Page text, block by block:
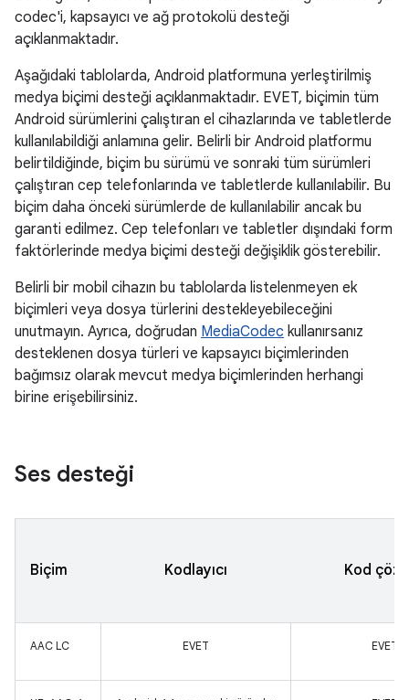
codec'i, kapsayıcı ve ağ protokolü desteği
açıklanmaktadır.
Aşağıdaki tablolarda, Android platformuna yerleştirilmiş
medya biçimi desteği açıklanmaktadır. EVET, biçimin tüm
Android sürümlerini çalıştıran el cihazlarında ve tabletlerde
kullanılabildiği anlamına gelir. Belirli bir Android platformu
belirtildiğinde, biçim bu sürümü ve sonraki tüm sürümleri
çalıştıran cep telefonlarında ve tabletlerde kullanılabilir. Bu
biçim daha önceki sürümlerde de kullanılabilir ancak bu
garanti edilmez. Cep telefonları ve tabletler dışındaki form
faktörlerinde medya biçimi desteği değişiklik gösterebilir.
Belirli bir mobil cihazın bu tablolarda listelenmeyen ek
biçimleri veya dosya türlerini destekleyebileceğini
unutmayın. Ayrıca, doğrudan MediaCodec kullanırsanız
desteklenen dosya türleri ve kapsayıcı biçimlerinden
bağımsız olarak mevcut medya biçimlerinden herhangi
birine erişebilirsiniz.
Ses desteği
Biçim Kodlayıcı Kod
AAC LC EVET EVET